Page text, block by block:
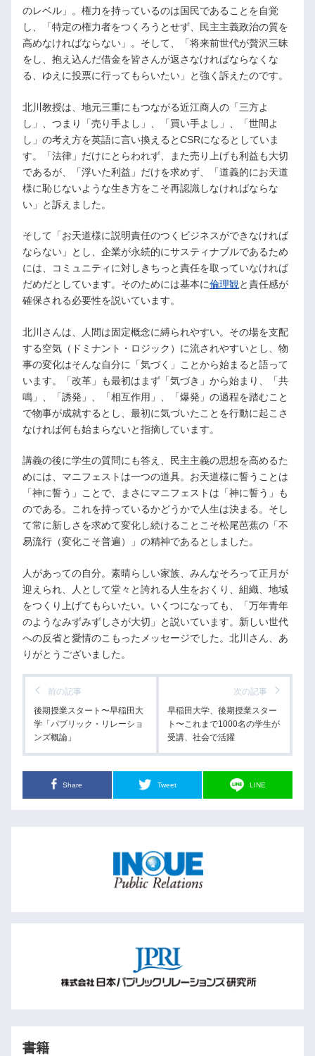
のレベル」。権力を持っているのは国民であることを自覚
し、「特定の権力者をつくろうとせず、民主主義政治の質を
高めなければならない」。そして、「将来前世代が贅沢三昧
をし、抱え込んだ借金を皆さんが返さなければならなくな
る、ゆえに投票に行ってもらいたい」と強く訴えたのです。
北川教授は、地元三重にもつながる近江商人の「三方よ
し」、つまり「売り手よし」、「買い手よし」、「世間よ
し」の考え方を英語に言い換えるとCSRになるとしていま
す。「法律」だけにとらわれず、また売り上げも利益も大切
であるが、「浮いた利益」だけを求めず、「道義的にお天道
様に恥じないような生き方をこそ再認識しなければならな
い」と訴えました。
そして「お天道様に説明責任のつくビジネスができなければ
ならない」とし、企業が永続的にサスティナブルであるため
には、コミュニティに対しきちっと責任を取っていなければ
だめだとしています。そのためには基本に倫理観 と責任感が
確保される必要性を説いています。
北川さんは、人間は固定概念に縛られやすい。その場を支配
する空気（ドミナント・ロジック）に流されやすいとし、物
事の変化はそんな自分に「気づく」ことから始まると語って
います。「改革」も最初はまず「気づき」から始まり、「共
鳴」、「誘発」、「相互作用」、「爆発」の過程を踏むこと
で物事が成就するとし、最初に気づいたことを行動に起こさ
なければ何も始まらないと指摘しています。
講義の後に学生の質問にも答え、民主主義の思想を高めるた
めには、マニフェストは一つの道具。お天道様に誓うことは
「神に誓う」ことで、まさにマニフェストは「神に誓う」も
のである。これを持っているかどうかで人生は決まる。そし
て常に新しさを求めて変化し続けることこそ松尾芭蕉の「不
易流行（変化こそ普遍）」の精神であるとしました。
人があっての自分。素晴らしい家族、みんなそろって正月が
迎えられ、人として堂々と誇れる人生をおくり、組織、地域
をつくり上げてもらいたい。いくつになっても、「万年青年
のようなみずみずしさが大切」と説いています。新しい世代
への反省と愛情のこもったメッセージでした。北川さん、あ
りがとうございました。
前の記事
後期授業スタート〜早稲田大
学「パブリック・リレーショ
ンズ概論」
次の記事
早稲田大学、後期授業スター
ト〜これまで1000名の学生が
受講、社会で活躍
Share Tweet LINE
書籍